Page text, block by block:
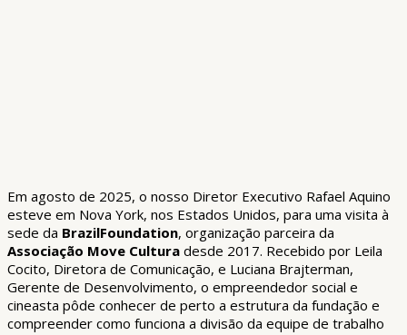
Em agosto de 2025, o nosso Diretor Executivo Rafael Aquino
esteve em Nova York, nos Estados Unidos, para uma visita à
sede da BrazilFoundation, organização parceira da
Associação Move Cultura desde 2017. Recebido por Leila
Cocito, Diretora de Comunicação, e Luciana Brajterman,
Gerente de Desenvolvimento, o empreendedor social e
cineasta pôde conhecer de perto a estrutura da fundação e
compreender como funciona a divisão da equipe de trabalho